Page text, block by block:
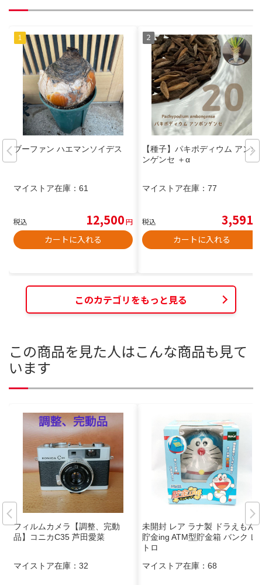
ブーファン ハエマンソイデス
マイストア在庫： 61
税込 12,500円
カートに入れる
【種子】パキポディウム アンボ
ンゲンセ ＋‪α
マイストア在庫： 77
税込 3,591
カートに入れる
このカテゴリをもっと見る
この商品を見た人はこんな商品も見て
います
フィルムカメラ【調整、完動
品】コニカC35 芦田愛菜
マイストア在庫： 32
未開封 レア ラナ製 ドラえもん
貯金ing ATM型貯金箱 バンク レ
トロ
マイストア在庫： 68